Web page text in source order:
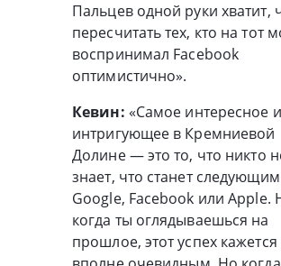
Пальцев одной руки хватит,
пересчитать тех, кто на тот
воспринимал Facebook
оптимистично».
Кевин: «Самое интересное и
интригующее в Кремниевой
Долине — это то, что никто
знает, что станет следующим
Google, Facebook или Apple.
когда ты оглядываешься на
прошлое, этот успех кажется